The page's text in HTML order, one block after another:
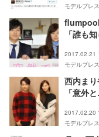
モデルプレス
flumpool
「誰も
2017.02.21
モデルプレス
西内ま
「意外
2017.02.20
モデルプレス